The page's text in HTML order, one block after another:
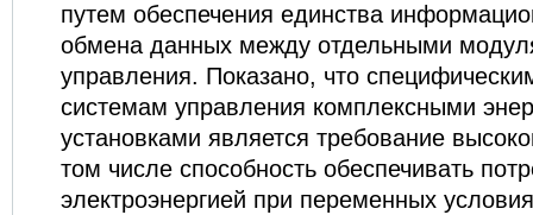
путем обеспечения единства
обмена данных между отдельными
управления. Показано, что
системам управления комплексными
установками является требование
том числе способность обеспечивать
электроэнергией при переменных